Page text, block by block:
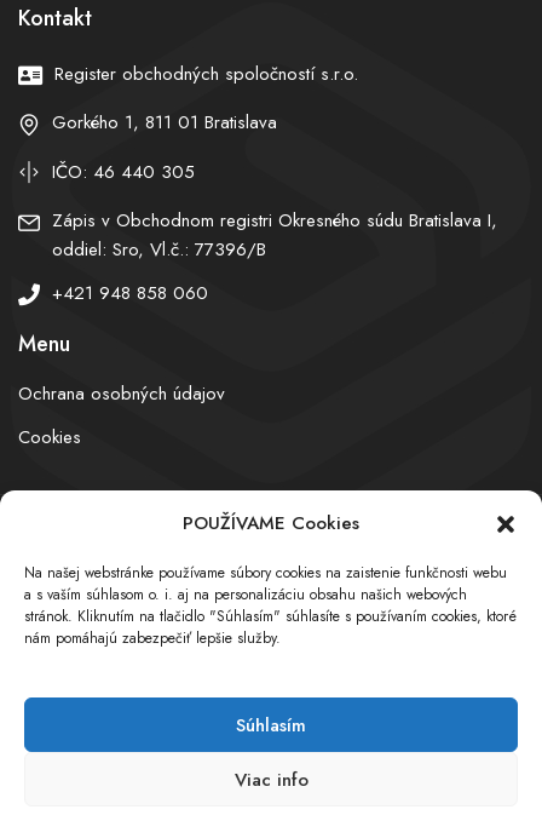
POUŽÍVAME Cookies
Na našej webstránke používame súbory cookies na zaistenie funkčnosti webu
a s vaším súhlasom o. i. aj na personalizáciu obsahu našich webových
stránok. Kliknutím na tlačidlo "Súhlasím" súhlasíte s používaním cookies, ktoré
nám pomáhajú zabezpečiť lepšie služby.
Súhlasím
Viac info
Kontakt
Register obchodných spoločností s.r.o.
Gorkého 1, 811 01 Bratislava
IČO: 46 440 305
Zápis v Obchodnom registri Okresného súdu Bratislava I,
oddiel: Sro, Vl.č.: 77396/B
+421 948 858 060
Menu
Ochrana osobných údajov
Cookies